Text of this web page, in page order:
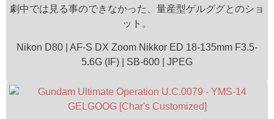
劇中では見る事のできなかった、量産型ゲルググとのショ
ット。
Nikon D80 | AF-S DX Zoom Nikkor ED 18-135mm F3.5-
5.6G (IF) | SB-600 | JPEG